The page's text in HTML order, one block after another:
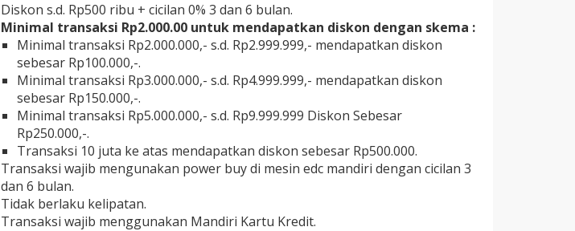
Diskon s.d. Rp500 ribu + cicilan 0% 3 dan 6 bulan.
Minimal transaksi Rp2.000.00 untuk mendapatkan diskon dengan skema :
Minimal transaksi Rp2.000.000,- s.d. Rp2.999.999,- mendapatkan diskon
sebesar Rp100.000,-.
Minimal transaksi Rp3.000.000,- s.d. Rp4.999.999,- mendapatkan diskon
sebesar Rp150.000,-.
Minimal transaksi Rp5.000.000,- s.d. Rp9.999.999 Diskon Sebesar
Rp250.000,-.
Transaksi 10 juta ke atas mendapatkan diskon sebesar Rp500.000.
Transaksi wajib mengunakan power buy di mesin edc mandiri dengan cicilan 3
dan 6 bulan.
Tidak berlaku kelipatan.
Transaksi wajib menggunakan Mandiri Kartu Kredit.